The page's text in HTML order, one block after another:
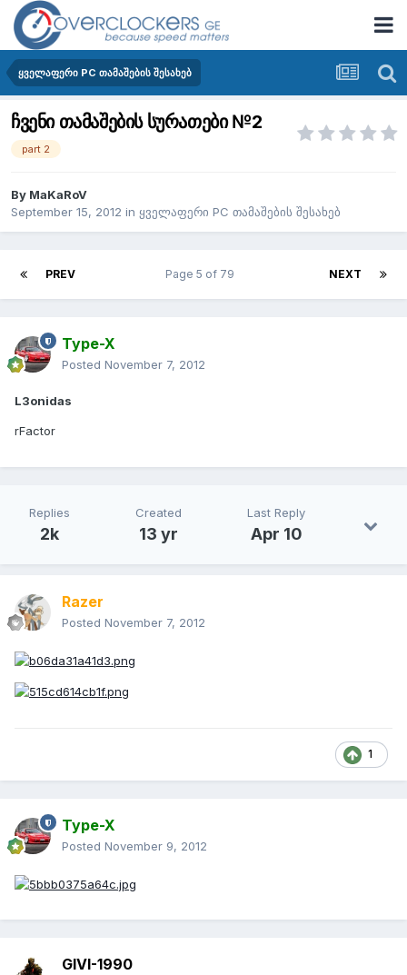
ყველაფერი PC თამაშების შესახებ
ჩვენი თამაშების სურათები №2
part 2
By MaKaRoV
September 15, 2012 in ყველაფერი PC თამაშების შესახებ
PREV NEXT
Page 5 of 79
Type-X
Posted November 7, 2012
L3onidas
rFactor
Replies
2k
Created
13 yr
Last Reply
Apr 10
Razer
Posted November 7, 2012
1
Type-X
Posted November 9, 2012
GIVI-1990